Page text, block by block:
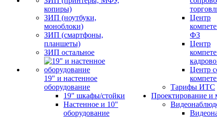
копиры)
ЗИП (ноутбуки,
моноблоки)
ЗИП (смартфоны,
планшеты)
ЗИП остальное
19" и настенное
оборудование
19" шкафы/стойки
Настенное и 10"
оборудование
Центр
ФЗ
Центр
Центр
Тарифы ИТС
Проектирование и